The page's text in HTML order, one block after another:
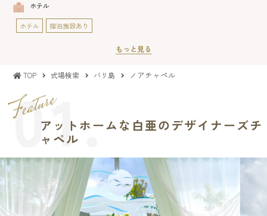
ホテル
ホテル 宿泊施設あり
もっと見る
TOP 式場検索 バリ島 ノアチャペル
アットホームな白亜のデザイナーズチ
ャペル